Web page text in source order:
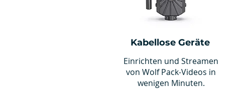
Kabellose Geräte
Einrichten und Streamen
von Wolf Pack-Videos in
wenigen Minuten.